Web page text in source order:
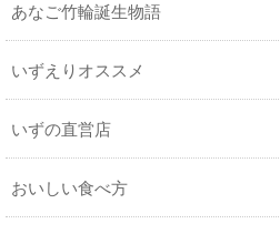
あなご竹輪誕生物語
いずえりオススメ
いずの直営店
おいしい食べ方